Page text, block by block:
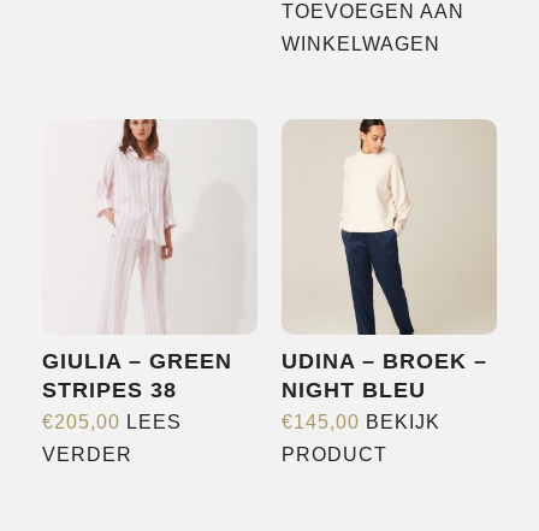
optie
kan
gekozen
worden
op
productpagina
TOEVOEGEN AAN
WINKELWAGEN
GIULIA – GREEN
STRIPES 38
€205,00 LEES
VERDER
UDINA – BROEK –
NIGHT BLEU
€145,00 BEKIJK
PRODUCT